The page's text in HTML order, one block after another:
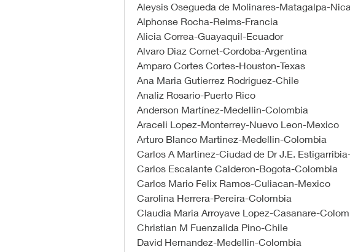
Aleysis Osegueda de Molinares-Matagalpa-
Alphonse Rocha-Reims-Francia
Alicia Correa-Guayaquil-Ecuador
Alvaro Diaz Cornet-Cordoba-Argentina
Amparo Cortes Cortes-Houston-Texas
Ana Maria Gutierrez Rodriguez-Chile
Analiz Rosario-Puerto Rico
Anderson Martínez-Medellin-Colombia
Araceli Lopez-Monterrey-Nuevo Leon-Mexico
Arturo Blanco Martinez-Medellin-Colombia
Carlos A Martinez-Ciudad de Dr J.E.
Carlos Escalante Calderon-Bogota-Colombia
Carlos Mario Felix Ramos-Culiacan-Mexico
Carolina Herrera-Pereira-Colombia
Claudia Maria Arroyave Lopez-Casanare-
Christian M Fuenzalida Pino-Chile
David Hernandez-Medellin-Colombia